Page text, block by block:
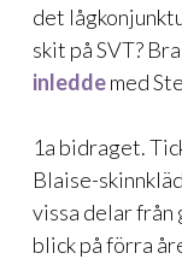
det
skit på SVT?
inleddemed
1a bidraget.
Blaise-
vissa delar från
blick på förra